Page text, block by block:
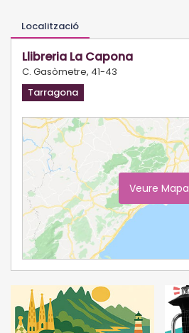
Localització
Llibreria La Capona
C. Gasòmetre, 41-43
Tarragona
Veure Mapa